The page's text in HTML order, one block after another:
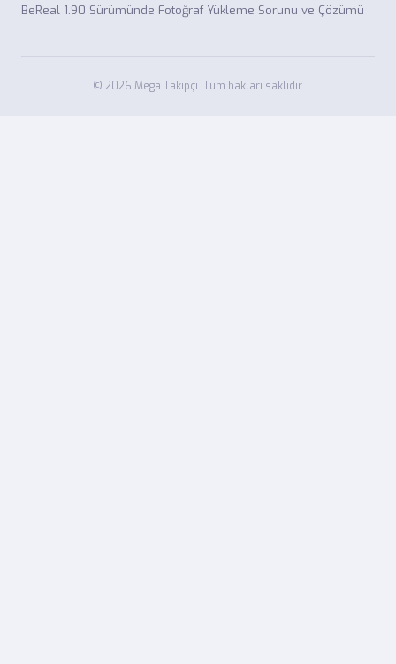
BeReal 1.90 Sürümünde Fotoğraf Yükleme Sorunu ve Çözümü
© 2026 Mega Takipçi. Tüm hakları saklıdır.